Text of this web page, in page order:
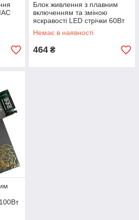
Блок живлення з плавним
включенням та зміною
яскравості LED стрічки 60Вт
12В IP20 (DS-60-12)
Немає в наявності
464 ₴